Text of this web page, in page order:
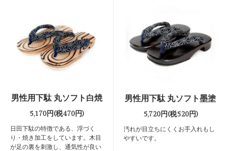
男性用下駄 丸ソフト白焼
5,170円(税470円)
日田下駄の特徴である、浮づく
り・焼き加工をしています。木目
が足の裏を刺激し、通気性が良い
男性用下駄 丸ソフト墨塗
5,720円(税520円)
汚れが目立ちにくくお手入れもし
やすいです。